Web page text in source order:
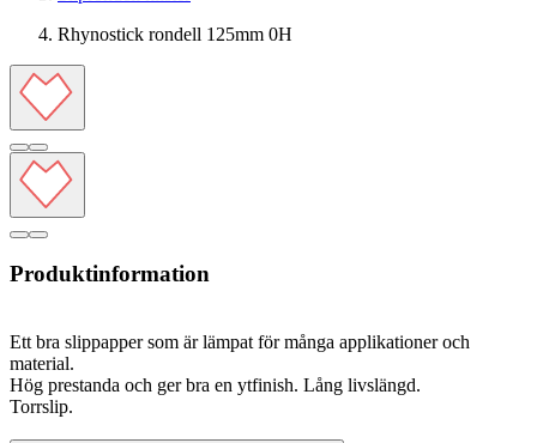
Rhynostick rondell 125mm 0H
Produktinformation
Ett bra slippapper som är lämpat för många applikationer och
material.
Hög prestanda och ger bra en ytfinish. Lång livslängd.
Torrslip.